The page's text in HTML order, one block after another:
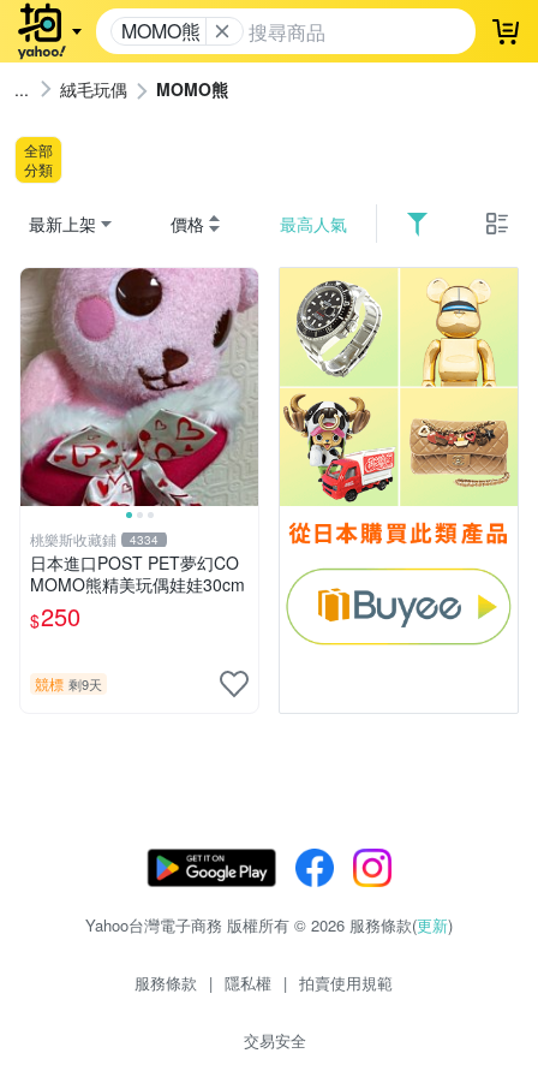
MOMO熊 登
絨毛玩偶 MOMO熊
全部
分類
最新上架 價格 最高人氣
桃樂斯收藏鋪 4334
日本進口POST PET夢幻CO
MOMO熊精美玩偶娃娃30cm
$250
競標 剩9天
Yahoo台灣電子商務 版權所有 © 2026 服務條款(更新)
服務條款 | 隱私權 | 拍賣使用規範
交易安全